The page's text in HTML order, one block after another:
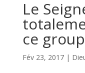
Le
ce
Fév 23, 2017|